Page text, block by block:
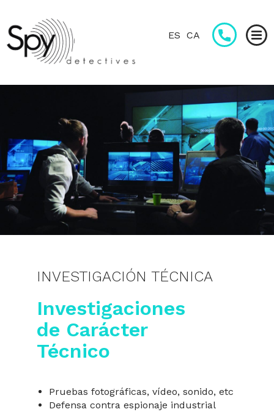
CA
ES
INVESTIGACIÓN TÉCNICA
Investigaciones
de Carácter
Técnico
Pruebas fotográficas, vídeo, sonido, etc
Defensa contra espionaje industrial